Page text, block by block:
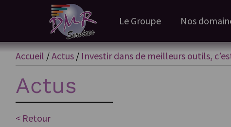
Le Groupe Nos
Accueil /Actus / Investir dans de meilleurs outils,
Actus
< Retour